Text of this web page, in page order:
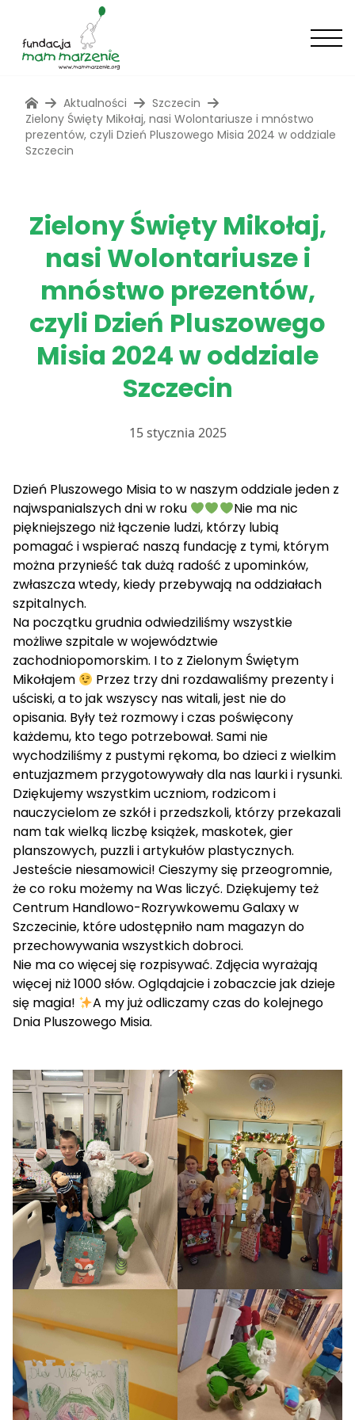
Aktualności
Szczecin
Zielony Święty Mikołaj, nasi Wolontariusze i mnóstwo
prezentów, czyli Dzień Pluszowego Misia 2024 w oddziale
Szczecin
Zielony Święty Mikołaj,
nasi Wolontariusze i
mnóstwo prezentów,
czyli Dzień Pluszowego
Misia 2024 w oddziale
Szczecin
15 stycznia 2025
Dzień Pluszowego Misia to w naszym oddziale jeden z
najwspanialszych dni w roku
Nie ma nic
piękniejszego niż łączenie ludzi, którzy lubią
pomagać i wspierać naszą fundację z tymi, którym
można przynieść tak dużą radość z upominków,
zwłaszcza wtedy, kiedy przebywają na oddziałach
szpitalnych.
Na początku grudnia odwiedziliśmy wszystkie
możliwe szpitale w województwie
zachodniopomorskim. I to z Zielonym Świętym
Mikołajem
Przez trzy dni rozdawaliśmy prezenty i
uściski, a to jak wszyscy nas witali, jest nie do
opisania. Były też rozmowy i czas poświęcony
każdemu, kto tego potrzebował. Sami nie
wychodziliśmy z pustymi rękoma, bo dzieci z wielkim
entuzjazmem przygotowywały dla nas laurki i rysunki.
Dziękujemy wszystkim uczniom, rodzicom i
nauczycielom ze szkół i przedszkoli, którzy przekazali
nam tak wielką liczbę książek, maskotek, gier
planszowych, puzzli i artykułów plastycznych.
Jesteście niesamowici! Cieszymy się przeogromnie,
że co roku możemy na Was liczyć. Dziękujemy też
Centrum Handlowo-Rozrywkowemu Galaxy w
Szczecinie, które udostępniło nam magazyn do
przechowywania wszystkich dobroci.
Nie ma co więcej się rozpisywać. Zdjęcia wyrażają
więcej niż 1000 słów. Oglądajcie i zobaczcie jak dzieje
się magia!
A my już odliczamy czas do kolejnego
Dnia Pluszowego Misia.